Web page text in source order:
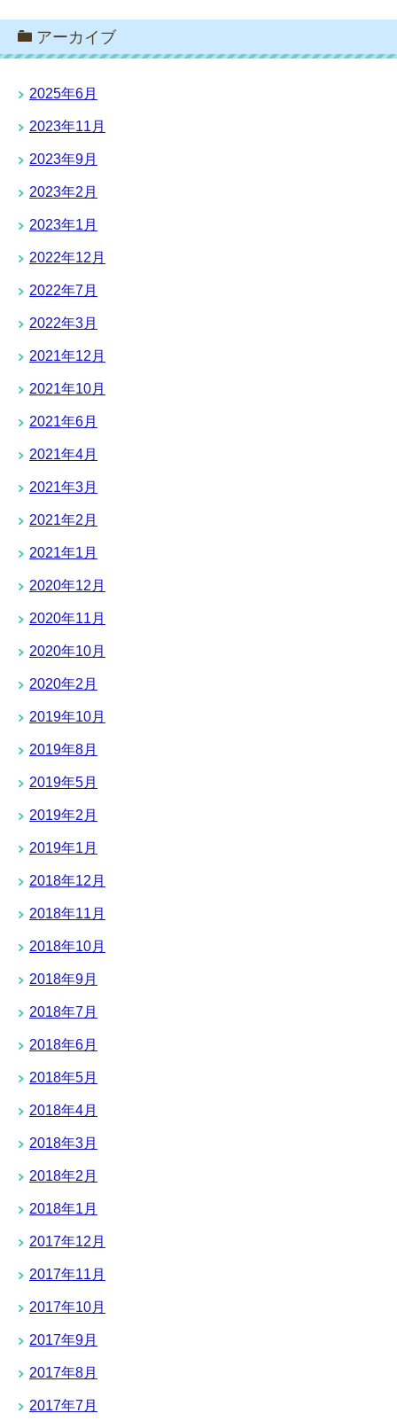
アーカイブ
2025年6月
2023年11月
2023年9月
2023年2月
2023年1月
2022年12月
2022年7月
2022年3月
2021年12月
2021年10月
2021年6月
2021年4月
2021年3月
2021年2月
2021年1月
2020年12月
2020年11月
2020年10月
2020年2月
2019年10月
2019年8月
2019年5月
2019年2月
2019年1月
2018年12月
2018年11月
2018年10月
2018年9月
2018年7月
2018年6月
2018年5月
2018年4月
2018年3月
2018年2月
2018年1月
2017年12月
2017年11月
2017年10月
2017年9月
2017年8月
2017年7月